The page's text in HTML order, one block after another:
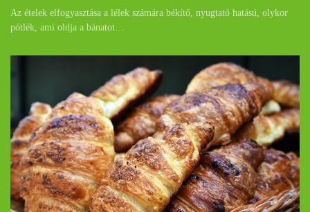
Az ételek elfogyasztása a lélek számára békítő, nyugtató hatású, olykor
pótlék, ami oldja a bánatot…